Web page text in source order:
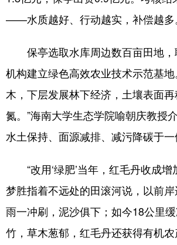
——水质越好、行动越实，补偿越多
保亭选取水库周边数百亩田地，
机构建立绿色高效农业技术示范基
木，下层发展林下经济，土壤表面
氮。”海南大学生态学院喻朝庆教授
水土保持、面源减排、减污降碳于一
“改用‘绿肥’当年，红毛丹收成增
梦胜指着不远处的田滚河说，以前
雨一冲刷，泥沙俱下；如今18公里
竹，草木葱郁，红毛丹还获得有机